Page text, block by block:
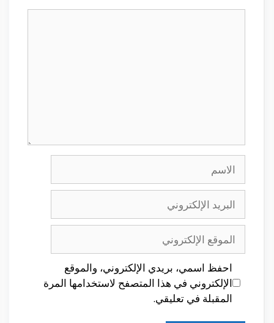
الإلكتروني
الإلكتروني
احفظ اسمي، بريدي الإلكتروني، والموقع
الإلكتروني في هذا المتصفح لاستخدامها المرة
المقبلة في تعليقي.